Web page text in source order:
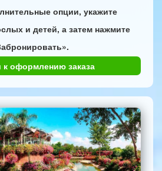
опции, укажите
и детей, а затем нажмите
к оформлению заказа